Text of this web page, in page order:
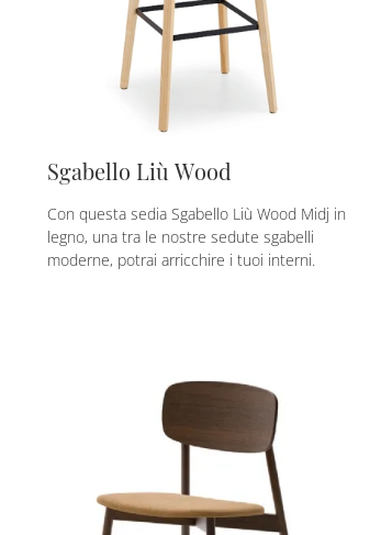
Sgabello Liù Wood
Con questa sedia Sgabello Liù Wood Midj in
legno, una tra le nostre sedute sgabelli
moderne, potrai arricchire i tuoi interni.